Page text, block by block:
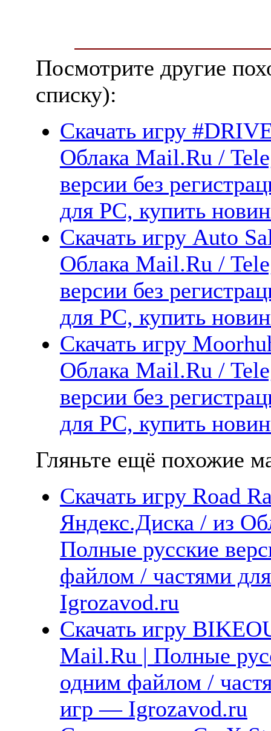
Посмотрите другие
списку):
Скачать игру
Облака Mail.Ru /
версии без
для PC, купить
Скачать игру Auto
Облака Mail.Ru /
версии без
для PC, купить
Скачать игру
Облака Mail.Ru /
версии без
для PC, купить
Гляньте ещё похожие
Скачать игру Road
Яндекс.Диска / из
Полные русские
файлом / частями
Igrozavod.ru
Скачать игру
Mail.Ru | Полные
одним файлом /
игр — Igrozavod.ru